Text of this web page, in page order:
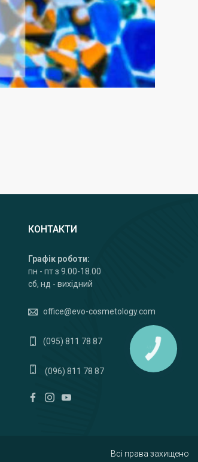
КОНТАКТИ
Графік роботи:
пн - пт з 9.00-18.00
сб, нд - вихідний
office@evo-cosmetology.com
(095) 811 78 87
(096) 811 78 87
Всі права захищено